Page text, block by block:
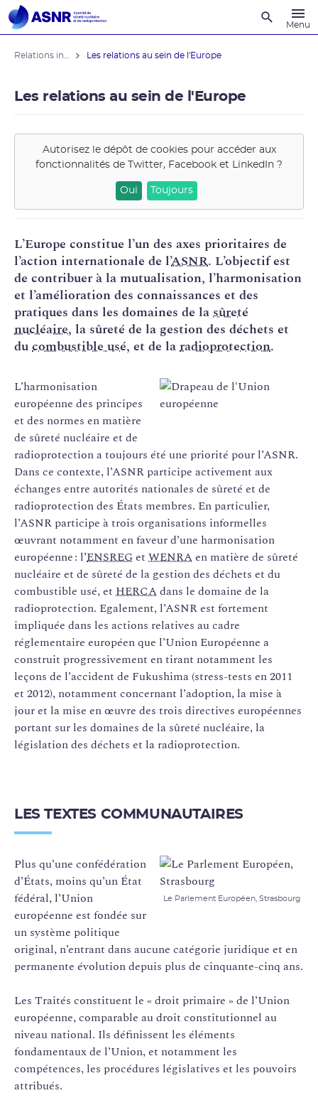
Menu
Les relations au sein de l'Europe
Les relations au sein de l'Europe
Autorisez le dépôt de cookies pour accéder aux
fonctionnalités de Twitter, Facebook et LinkedIn ?
Oui Toujours
L’Europe constitue l’un des axes prioritaires de
l’action internationale de l’ASNR. L’objectif est
de contribuer à la mutualisation, l’harmonisation
et l’amélioration des connaissances et des
pratiques dans les domaines de lasûreté
nucléaire, la sûreté de la gestion des déchets et
ducombustible usé, et de laradioprotection.
L’harmonisation
européenne des principes
et des normes en matière
de sûreté nucléaire et de
radioprotection a toujours été une priorité pour l’ASNR.
Dans ce contexte, l’ASNR participe activement aux
échanges entre autorités nationales de sûreté et de
radioprotection des États membres. En particulier,
l’ASNR participe à trois organisations informelles
œuvrant notamment en faveur d’une harmonisation
européenne : l’ENSREGet WENRAen matière de sûreté
nucléaire et de sûreté de la gestion des déchets et du
combustible usé, et HERCAdans le domaine de la
radioprotection. Egalement, l’ASNR est fortement
impliquée dans les actions relatives au cadre
réglementaire européen que l’Union Européenne a
construit progressivement en tirant notamment les
leçons de l’accident de Fukushima (stress-tests en 2011
et 2012), notamment concernant l’adoption, la mise à
jour et la mise en œuvre des trois directives européennes
portant sur les domaines de la sûreté nucléaire, la
législation des déchets et la radioprotection.
LES TEXTES COMMUNAUTAIRES
Le Parlement Européen, Strasbourg
Plus qu’une confédération
d’États, moins qu’un État
fédéral, l’Union
européenne est fondée sur
un système politique
original, n’entrant dans aucune catégorie juridique et en
permanente évolution depuis plus de cinquante-cinq ans.
Les Traités constituent le « droit primaire » de l’Union
européenne, comparable au droit constitutionnel au
niveau national. Ils définissent les éléments
fondamentaux de l’Union, et notamment les
compétences, les procédures législatives et les pouvoirs
attribués.